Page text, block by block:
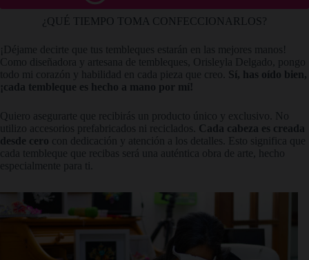
¿QUÉ TIEMPO TOMA CONFECCIONARLOS?
¡Déjame decirte que tus tembleques estarán en las mejores manos!
Como diseñadora y artesana de tembleques, Orisleyla Delgado, pongo
todo mi corazón y habilidad en cada pieza que creo. Sí, has oído bien,
¡cada tembleque es hecho a mano por mí!
Quiero asegurarte que recibirás un producto único y exclusivo. No
utilizo accesorios prefabricados ni reciclados. Cada cabeza es creada
desde cero con dedicación y atención a los detalles. Esto significa que
cada tembleque que recibas será una auténtica obra de arte, hecho
especialmente para ti.